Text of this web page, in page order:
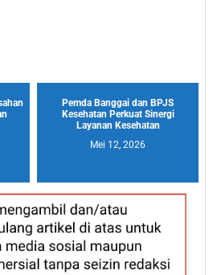
Pemda Banggai dan BPJS
Kesehatan Perkuat Sinergi
Layanan Kesehatan
Mei 12, 2026